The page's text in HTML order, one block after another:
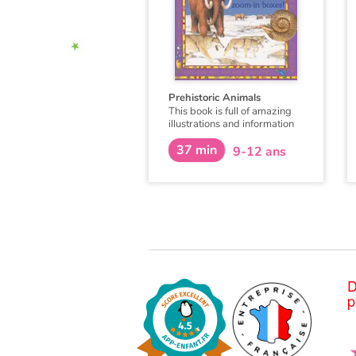
Prehistoric Animals
This book is full of amazing
illustrations and information
about the animals that lived
on Earth millions of years
ago, and the few that
37 min 9-12 ans